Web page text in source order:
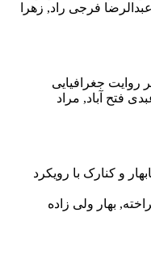
فرجی راد, زهرا
روایت جغرافیایی
فتح آباد, مراد
و کنارک با رویکرد
بهار ولی زاده